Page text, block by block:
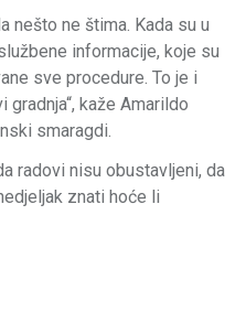
nešto ne štima. Kada su u
informacije, koje su
sve procedure. To je i
kaže Amarildo
smaragdi.
radovi nisu obustavljeni, da
znati hoće li